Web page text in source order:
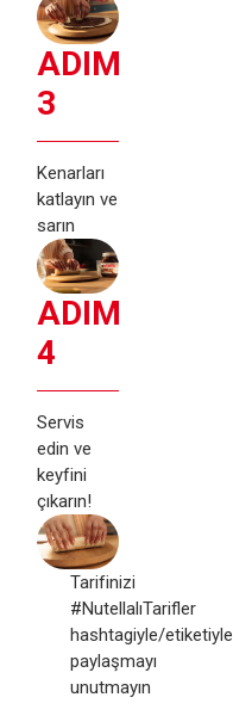
ADIM
3
Kenarları
katlayın ve
sarın
ADIM
4
Servis
edin ve
keyfini
çıkarın!
Tarifinizi
#NutellalıTarifler
hashtagiyle/etiketiyle
paylaşmayı
unutmayın